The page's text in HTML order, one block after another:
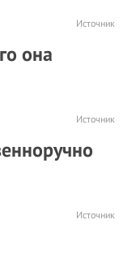
Источник
она
Источник
Источник